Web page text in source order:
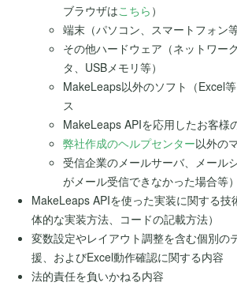
ブラウザはこちら ）
端末（パソコン、スマートフォン等
その他ハードウェア（ネットワー
タ、USBメモリ等）
MakeLeaps以外のソフト（Excel
ス
MakeLeaps APIを応用したお客様
弊社作成のヘルプセンター以外の
受信企業のメールサーバ、メール
がメール受信できなかった場合等）
MakeLeaps APIを使った実装に関する技
体的な実装方法、コードの記載方法）
変数設定やレイアウト調整を含む個別の
援、およびExcel動作確認に関する内容
法的責任を負いかねる内容